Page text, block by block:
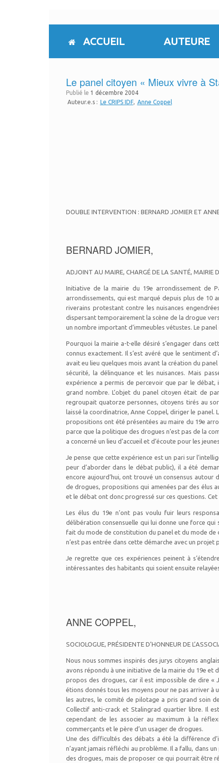
to
ACCUEIL AUTEURE
Le panel citoyen « Mieux vivre à
Publié le 1 décembre 2004
Auteur.e.s : Le CRIPS IDF Anne Coppel
DOUBLE INTERVENTION : BERNARD JOMIER ET
BERNARD JOMIER,
ADJOINT AU MAIRE, CHARGÉ DE LA SANTÉ, MAIRIE
Initiative de la mairie du 19e arrondissement de
arrondissements, qui est marqué depuis plus de 10
riverains protestant contre les nuisances
dispersant temporairement la scène de la drogue
un nombre important d’immeubles vétustes. Le
Pourquoi la mairie a-t-elle désiré s’engager dans
connus exactement. Il s’est avéré que le sentiment
avait eu lieu quelques mois avant la création du
sécurité, la délinquance et les nuisances. Mais
expérience a permis de percevoir que par le
grand nombre. L’objet du panel citoyen était de
regroupait quatorze personnes, citoyens tirés au
laissé la coordinatrice, Anne Coppel, diriger le
propositions ont été présentées au maire du 19e
parce que la politique des drogues n’est pas de la
a concerné un lieu d’accueil et d’écoute pour les
Je pense que cette expérience est un pari sur
peur d’aborder dans le débat public), il a été
encore aujourd’hui, ont trouvé un consensus autour
de drogues, propositions qui amenées par des élus
et le débat ont donc progressé sur ces questions.
Les élus du 19e n’ont pas voulu fuir leurs
délibération consensuelle qui lui donne une force qui
fait du mode de constitution du panel et du mode
n’est pas entrée dans cette démarche avec un
Je regrette que ces expériences peinent à
intéressantes des habitants qui soient ensuite
ANNE COPPEL,
SOCIOLOGUE, PRÉSIDENTE D’HONNEUR DE
Nous nous sommes inspirés des jurys citoyens
avons répondu à une initiative de la mairie du 19e et
propos des drogues, car il est impossible de dire «
étions donnés tous les moyens pour ne pas arriver à
les autres, le comité de pilotage a pris grand soin
Collectif anti-crack et Stalingrad quartier libre. Il
cependant de les associer au maximum à la
commerçants et le père d’un usager de drogues.
Une des difficultés des débats a été la différence
n’ayant jamais réfléchi au problème. Il a fallu, dans
des drogues, mais de proposer ce qui pourrait être